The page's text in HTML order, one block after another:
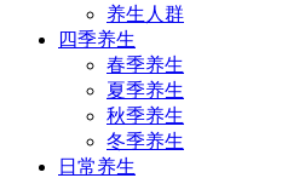
养生人群
四季养生
春季养生
夏季养生
秋季养生
冬季养生
日常养生